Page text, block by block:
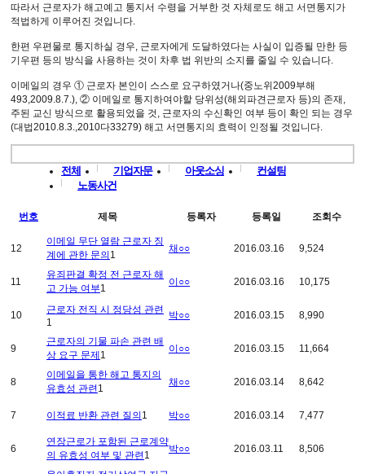
따라서 근로자가 해고예고 통지서 수령을 거부한 것 자체로도 해고 서면통지가
적법하게 이루어진 것입니다.
한편 우편물로 통지하실 경우, 근로자에게 도달하였다는 사실이 입증될 만한 등
기우편 등의 방식을 사용하는 것이 차후 법 위반의 소지를 줄일 수 있습니다.
이메일의 경우 ① 근로자 본인이 스스로 요구하였거나(중노위2009부해
493,2009.8.7.), ② 이메일로 통지하여야할 당위성(해외파견근로자 등)의 존재,
주된 교신 방식으로 활용되었을 것, 근로자의 수신확인 여부 등이 확인 되는 경우
(대법2010.8.3.,2010다33279) 해고 서면통지의 효력이 인정될 것입니다.
전체 기업자문 아웃소싱
컨설팅
노동사건
번호 제목 등록자 등록일 조회수
12
이메일 무단 열람 근로자 징
계에 관한 문의1
채○○ 2016.03.16 9,524
11
유죄판결 확정 전 근로자 해
고 가능 여부1
이○○ 2016.03.16 10,175
10
근로자 전직 시 정당성 관련
1
박○○ 2016.03.15 8,990
9
근로자의 기물 파손 관련 배
상 요구 문제1
이○○ 2016.03.15 11,664
8
이메일을 통한 해고 통지의
유효성 관련1
채○○ 2016.03.14 8,642
7 이적료 반환 관련 질의1 박○○ 2016.03.14 7,477
6
연장근로가 포함된 근로계약
의 유효성 여부 및 관련1
박○○ 2016.03.11 8,506